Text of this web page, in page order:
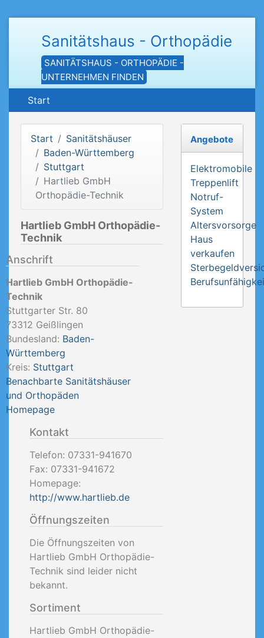
Sanitätshaus - Orthopädie
SANITÄTSHAUS - ORTHOPÄDIE -
UNTERNEHMEN FINDEN
Start
Start
Sanitätshäuser
Baden-Württemberg
Stuttgart
Hartlieb GmbH
Orthopädie-Technik
Hartlieb GmbH Orthopädie-
Technik
Anschrift
Hartlieb GmbH Orthopädie-
Technik
Stuttgarter Str. 80
73312 Geißlingen
Bundesland: Baden-
Württemberg
Kreis: Stuttgart
Benachbarte Sanitätshäuser
und Orthopäden
Homepage
Kontakt
Telefon: 07331-941670
Fax: 07331-941672
Homepage:
http://www.hartlieb.de
Öffnungszeiten
Die Öffnungszeiten von
Hartlieb GmbH Orthopädie-
Technik sind leider nicht
bekannt.
Sortiment
Hartlieb GmbH Orthopädie-
Angebote
Elektromobile
Treppenlift
Notruf-
System
Altersvorsorge
Haus
verkaufen